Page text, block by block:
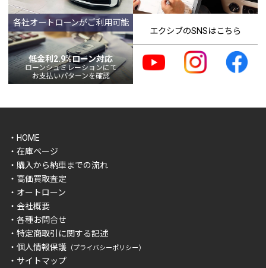
各社オートローンがご利用可能
低金利2.9%ローン対応
ローンシュミレーションにて
お支払いパターンを確認
エクシブのSNSはこちら
・HOME
・在庫ページ
・購入から納車までの流れ
・高価買取査定
・オートローン
・会社概要
・各種お問合せ
・特定商取引に関する記述
・個人情報保護 （プライバシーポリシー）
・サイトマップ